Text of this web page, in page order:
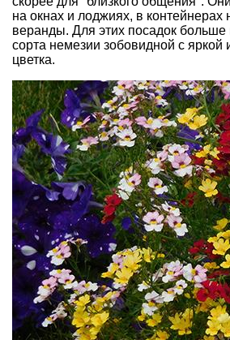
на окнах и лоджиях, в контейнерах
веранды. Для этих посадок больше
сорта немезии зобовидной с яркой
цветка.